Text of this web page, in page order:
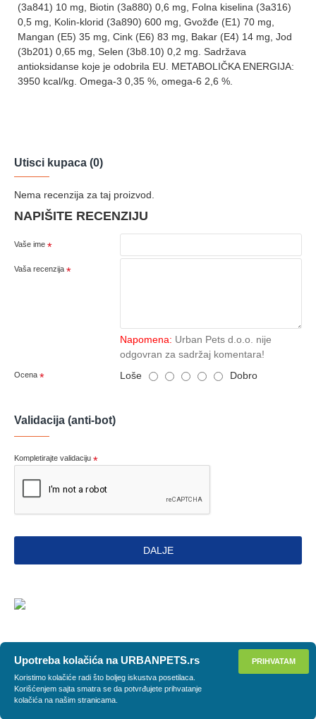
(3a841) 10 mg, Biotin (3a880) 0,6 mg, Folna kiselina (3a316)
0,5 mg, Kolin-klorid (3a890) 600 mg, Gvožđe (E1) 70 mg,
Mangan (E5) 35 mg, Cink (E6) 83 mg, Bakar (E4) 14 mg, Jod
(3b201) 0,65 mg, Selen (3b8.10) 0,2 mg. Sadržava
antioksidanse koje je odobrila EU. METABOLIČKA ENERGIJA:
3950 kcal/kg. Omega-3 0,35 %, omega-6 2,6 %.
Utisci kupaca (0)
Nema recenzija za taj proizvod.
NAPIŠITE RECENZIJU
Vaše ime
Vaša recenzija
Napomena: Urban Pets d.o.o. nije
odgovran za sadržaj komentara!
Ocena Loše Dobro
Validacija (anti-bot)
Kompletirajte validaciju
DALJE
PRIHVATAM
Upotreba kolačića na URBANPETS.rs
Koristimo kolačiće radi što boljeg iskustva posetilaca.
Korišćenjem sajta smatra se da potvrđujete prihvatanje
kolačića na našim stranicama.